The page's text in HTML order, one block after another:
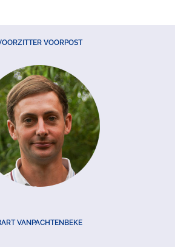
VOORPOST
VANPACHTENBEKE